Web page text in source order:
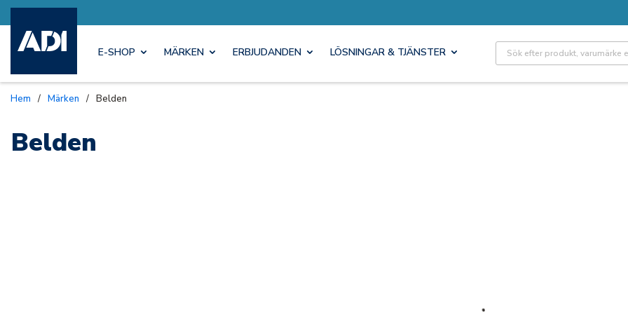
E-SHOP MÄRKEN ERBJUDANDEN LÖSNINGAR & TJÄNSTER Site Search
Hem / Märken / Belden
Belden